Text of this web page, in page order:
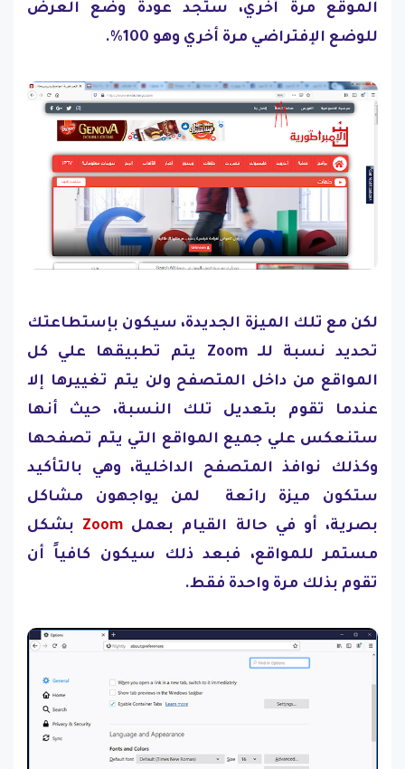
الموقع مرة أخري، ستجد عودة وضع العرض
للوضع الإفتراضي مرة أخري وهو 100%.
لكن مع تلك الميزة الجديدة، سيكون بإستطاعتك
تحديد نسبة للـ Zoom يتم تطبيقها علي كل
المواقع من داخل المتصفح ولن يتم تغييرها إلا
عندما تقوم بتعديل تلك النسبة، حيث أنها
ستنعكس علي جميع المواقع التي يتم تصفحها
وكذلك نوافذ المتصفح الداخلية، وهي بالتأكيد
ستكون ميزة رائعة لمن يواجهون مشاكل
بصرية، أو في حالة القيام بعمل Zoom
بشكل
مستمر للمواقع، فبعد ذلك سيكون كافياً أن
تقوم بذلك مرة واحدة فقط.